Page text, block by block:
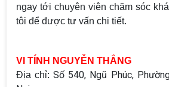
ngay tới chuyên viên chăm sóc
tôi để được tư vấn chi tiết.
VI TÍNH NGUYỄN THẮNG
Địa chỉ:Số 540, Ngũ Phúc,